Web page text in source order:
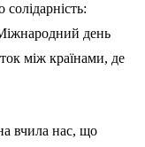
день
між країнами, де
вчила нас, що